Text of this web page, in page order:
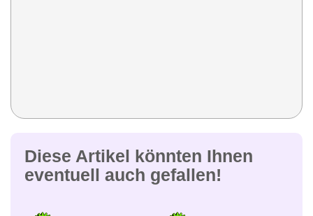
Diese Artikel könnten Ihnen
eventuell auch gefallen!